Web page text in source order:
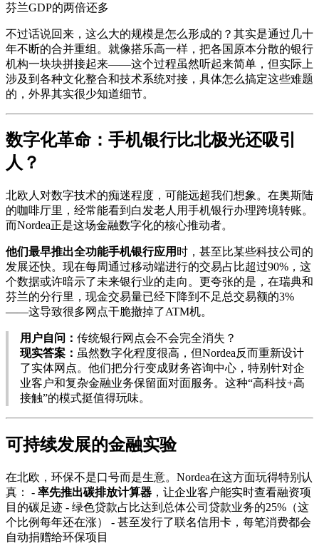
芬兰GDP的两倍还多
不过话说回来，这么大的规模是怎么形成的？其实是通过几十
年不断的合并重组。就像搭乐高一样，把各国原本分散的银行
机构一块块拼接起来——这个过程虽然听起来简单，但实际上
涉及到各种文化整合和技术系统对接，具体怎么搞定这些难题
的，外界其实很少知道细节。
数字化革命：手机银行比北极光还吸引
人？
北欧人对数字技术的痴迷程度，可能远超我们想象。在奥斯陆
的咖啡厅里，经常能看到白发老人用手机银行办理跨境转账。
而Nordea正是这场金融数字化的核心推动者。
他们最早推出全功能手机银行应用 时，甚至比某些科技公司的
发展还快。现在每周通过移动端进行的交易占比超过90%，这
个数据或许暗示了未来银行业的走向。更夸张的是，在瑞典和
芬兰的分行里，现金交易量已经下降到不足总交易额的3%
——这导致很多网点干脆撤掉了ATM机。
用户自问： 传统银行网点会不会完全消失？
现实答案： 虽然数字化程度很高，但Nordea反而重新设计
了实体网点。他们把分行变成财务咨询中心，特别针对企
业客户和复杂金融业务保留面对面服务。这种“高科技+高
接触”的模式挺值得玩味。
可持续发展的金融实验
在北欧，环保不是口号而是生意。Nordea在这方面玩得特别认
真： - 率先推出碳排放计算器 ，让企业客户能实时查看融资项
目的碳足迹 - 绿色贷款占比达到总体公司贷款业务的25%（这
个比例每年还在涨） - 甚至发行了联名信用卡，每笔消费都会
自动捐赠给环保项目